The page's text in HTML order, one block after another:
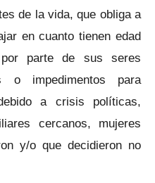
de la vida, que obliga a
en cuanto tienen edad
parte de sus seres
o impedimentos para
a crisis políticas,
cercanos, mujeres
y/o que decidieron no